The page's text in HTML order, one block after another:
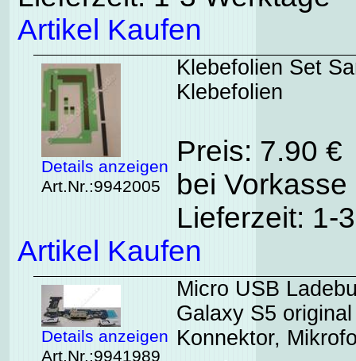
Artikel Kaufen
Details anzeigen
Art.Nr.:9942005
Klebefolien Set
Klebefolien
Preis: 7.90
bei
Lieferzeit: 1-
Artikel Kaufen
Details anzeigen
Art.Nr.:9941989
Micro USB
Galaxy S5
Konnektor,